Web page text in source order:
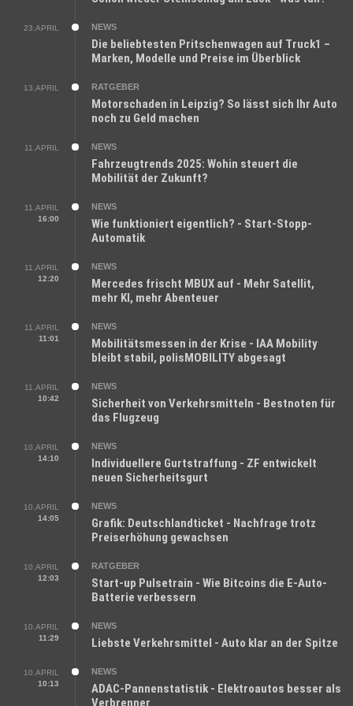
23.APRIL NEWS
Die beliebtesten Pritschenwagen auf Truck1 –
Marken, Modelle und Preise im Überblick
13.APRIL RATGEBER
Motorschaden in Leipzig? So lässt sich Ihr Auto
noch zu Geld machen
11.APRIL NEWS
Fahrzeugtrends 2025: Wohin steuert die
Mobilität der Zukunft?
11.APRIL
16:00
NEWS
Wie funktioniert eigentlich? - Start-Stopp-
Automatik
11.APRIL
12:20
NEWS
Mercedes frischt MBUX auf - Mehr Satellit,
mehr KI, mehr Abenteuer
11.APRIL
11:01
NEWS
Mobilitätsmessen in der Krise - IAA Mobility
bleibt stabil, polisMOBILITY abgesagt
11.APRIL
10:42
NEWS
Sicherheit von Verkehrsmitteln - Bestnoten für
das Flugzeug
10.APRIL
14:10
NEWS
Individuellere Gurtstraffung - ZF entwickelt
neuen Sicherheitsgurt
10.APRIL
14:05
NEWS
Grafik: Deutschlandticket - Nachfrage trotz
Preiserhöhung gewachsen
10.APRIL
12:03
RATGEBER
Start-up Pulsetrain - Wie Bitcoins die E-Auto-
Batterie verbessern
10.APRIL
11:29
NEWS
Liebste Verkehrsmittel - Auto klar an der Spitze
10.APRIL
10:13
NEWS
ADAC-Pannenstatistik - Elektroautos besser als
Verbrenner